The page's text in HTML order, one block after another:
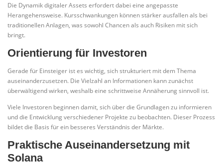
Die Dynamik digitaler Assets erfordert dabei eine angepasste
Herangehensweise. Kursschwankungen können stärker ausfallen als bei
traditionellen Anlagen, was sowohl Chancen als auch Risiken mit sich
bringt.
Orientierung für Investoren
Gerade für Einsteiger ist es wichtig, sich strukturiert mit dem Thema
auseinanderzusetzen. Die Vielzahl an Informationen kann zunächst
überwältigend wirken, weshalb eine schrittweise Annäherung sinnvoll ist.
Viele Investoren beginnen damit, sich über die Grundlagen zu informieren
und die Entwicklung verschiedener Projekte zu beobachten. Dieser Prozess
bildet die Basis für ein besseres Verständnis der Märkte.
Praktische Auseinandersetzung mit
Solana